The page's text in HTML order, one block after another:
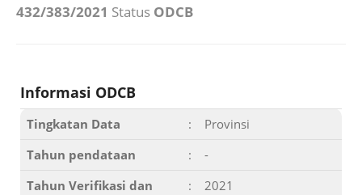
432/383/2021 Status ODCB
Informasi ODCB
Tingkatan Data :
Provinsi
Tahun pendataan
:
-
Tahun Verifikasi dan
: 2021